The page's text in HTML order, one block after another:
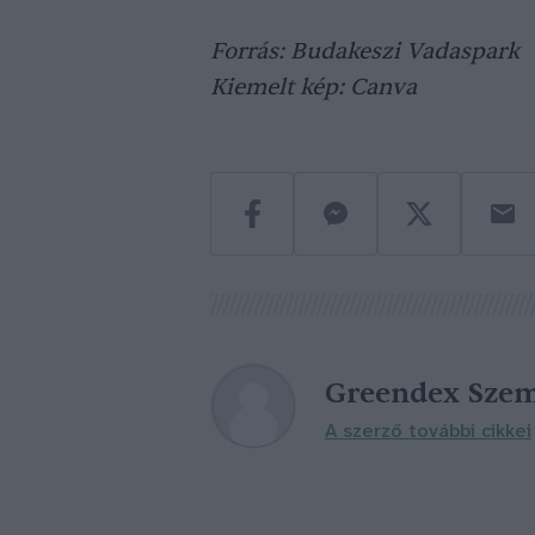
Forrás: Budakeszi Vadaspark
Kiemelt kép: Canva
Greendex
A szerző további cikkei